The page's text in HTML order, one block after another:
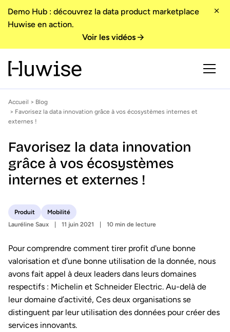
Demo Hub : découvrez la data product marketplace
Huwise en action.
Voir les vidéos
Accueil > Blog
> Favorisez la data innovation grâce à vos écosystèmes internes et
externes !
Favorisez la data innovation
grâce à vos écosystèmes
internes et externes !
Produit
Mobilité
Lauréline Saux
11 juin 2021 10 min de lecture
Pour comprendre comment tirer profit d'une bonne
valorisation et d'une bonne utilisation de la donnée, nous
avons fait appel à deux leaders dans leurs domaines
respectifs : Michelin et Schneider Electric. Au-delà de
leur domaine d’activité, Ces deux organisations se
distinguent par leur utilisation des données pour créer des
services innovants.